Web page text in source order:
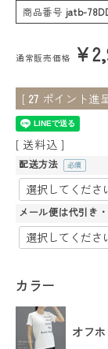
商品番号 jatb-
通常販売価格 ¥
[ 27 ポイント進
送料込
配送方法
(必
須)
メール便は代引き
カラー
オフ